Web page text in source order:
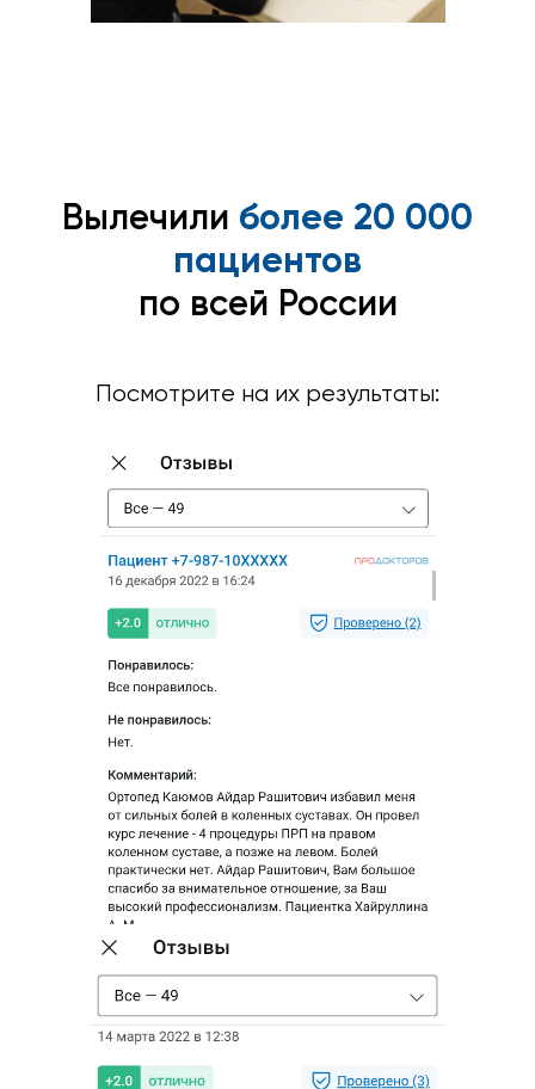
Вылечили более 20 000
пациентов
по всей России
Посмотрите на их результаты: